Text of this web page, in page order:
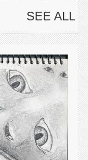
SEE ALL